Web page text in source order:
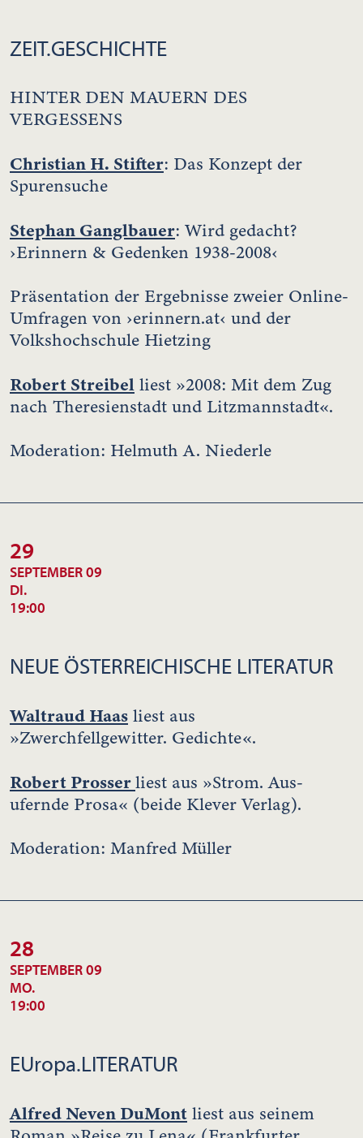
ZEIT.GESCHICHTE
HINTER DEN MAUERN DES
VERGESSENS
Christian H. Stifter: Das Konzept der
Spurensuche
Stephan Ganglbauer: Wird gedacht?
›Erinnern & Gedenken 1938-2008‹
Präsentation der Ergebnisse zweier Online-
Umfragen von ›erinnern.at‹ und der
Volkshochschule Hietzing
Robert Streibel liest »2008: Mit dem Zug
nach Theresienstadt und Litzmannstadt«.
Moderation: Helmuth A. Niederle
29
SEPTEMBER 09
DI.
19:00
NEUE ÖSTERREICHISCHE LITERATUR
Waltraud Haas liest aus
»Zwerchfellgewitter. Gedichte«.
Robert Prosserliest aus »Strom. Aus-
ufernde Prosa« (beide Klever Verlag).
Moderation: Manfred Müller
28
SEPTEMBER 09
MO.
19:00
EUropa.LITERATUR
Alfred Neven DuMont liest aus seinem